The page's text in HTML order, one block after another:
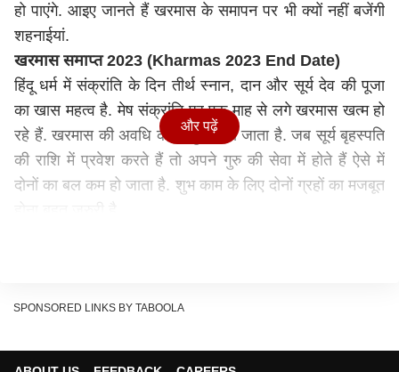
हो पाएंगे. आइए जानते हैं खरमास के समापन पर भी क्यों नहीं बजेंगी
शहनाईयां.
खरमास समाप्त 2023 (Kharmas 2023 End Date)
हिंदू धर्म में संक्रांति के दिन तीर्थ स्नान, दान और सूर्य देव की पूजा
का खास महत्व है. मेष संक्रांति पर एक माह से लगे खरमास खत्म हो
रहे हैं. खरमास की अवधि को अशुभ माना जाता है. जब सूर्य बृहस्पति
की राशि में प्रवेश करते हैं तो अपने गुरु की सेवा में होते हैं ऐसे में
दोनों का बल कम हो जाता है. शुभ काम के लिए दोनों ग्रहों का मजबूत
और पढ़ें
SPONSORED LINKS BY TABOOLA